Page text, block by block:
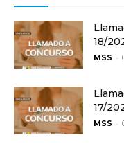
18/
MSS -
17/
MSS -